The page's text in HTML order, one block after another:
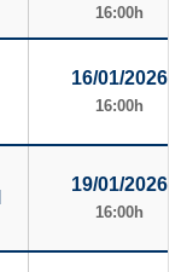
16:00h
16/01/2026
16:00h
19/01/2026
16:00h